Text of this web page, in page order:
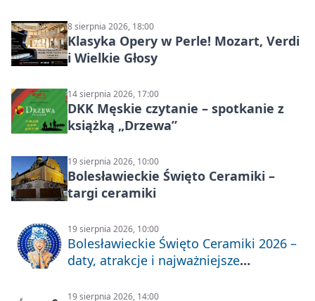
8 sierpnia 2026, 18:00
Klasyka Opery w Perle! Mozart, Verdi
i Wielkie Głosy
14 sierpnia 2026, 17:00
DKK Męskie czytanie – spotkanie z
książką „Drzewa”
19 sierpnia 2026, 10:00
Bolesławieckie Święto Ceramiki –
targi ceramiki
19 sierpnia 2026, 10:00
Bolesławieckie Święto Ceramiki 2026 –
daty, atrakcje i najważniejsze
19 sierpnia 2026, 14:00